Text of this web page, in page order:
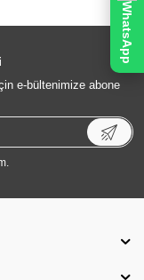
e-bültenimize abone
WhatsApp